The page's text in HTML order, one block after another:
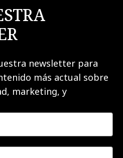
newsletter para
más actual sobre
marketing, y